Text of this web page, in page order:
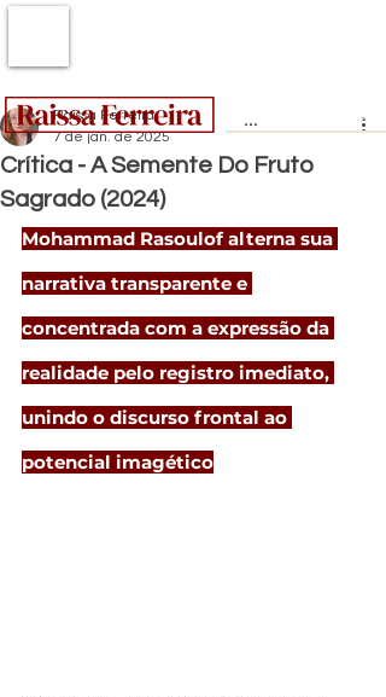
Crítica - A Semente Do Fruto
Sagrado (2024)
Raissa Ferreira
7 de jan. de 2025
Mohammad Rasoulof alterna sua
narrativa transparente e
concentrada com a expressão da
realidade pelo registro imediato,
unindo o discurso frontal ao
potencial imagético